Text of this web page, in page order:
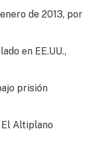
de 2013, por
en EE.UU.,
prisión
El Altiplano